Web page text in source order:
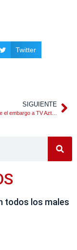
Twitter
SIGUIENTE
Apuntes sobre el embargo a TV Azteca
todos los males